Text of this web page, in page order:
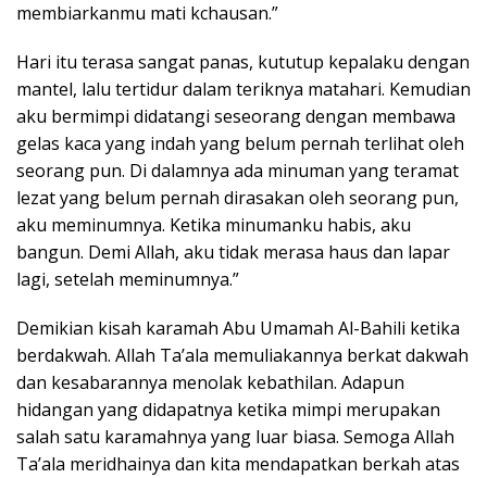
membiarkanmu mati kchausan.”
Hari itu terasa sangat panas, kututup kepalaku dengan
mantel, lalu tertidur dalam teriknya matahari. Kemudian
aku bermimpi didatangi seseorang dengan membawa
gelas kaca yang indah yang belum pernah terlihat oleh
seorang pun. Di dalamnya ada minuman yang teramat
lezat yang belum pernah dirasakan oleh seorang pun,
aku meminumnya. Ketika minumanku habis, aku
bangun. Demi Allah, aku tidak merasa haus dan lapar
lagi, setelah meminumnya.”
Demikian kisah karamah Abu Umamah Al-Bahili ketika
berdakwah. Allah Ta’ala memuliakannya berkat dakwah
dan kesabarannya menolak kebathilan. Adapun
hidangan yang didapatnya ketika mimpi merupakan
salah satu karamahnya yang luar biasa. Semoga Allah
Ta’ala meridhainya dan kita mendapatkan berkah atas